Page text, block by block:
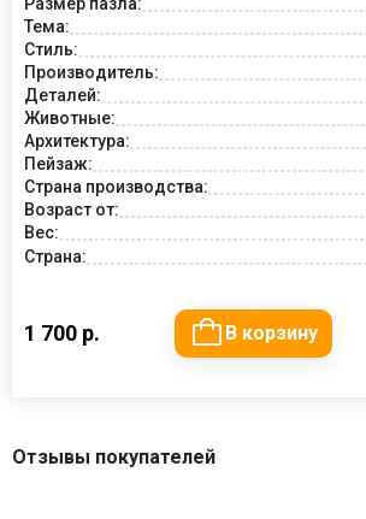
Тема:
Стиль:
Производитель:
Деталей:
Животные:
Архитектура:
Пейзаж:
Страна производства:
Возраст от:
Вес:
Страна:
1 700 р. В корзину
Отзывы покупателей